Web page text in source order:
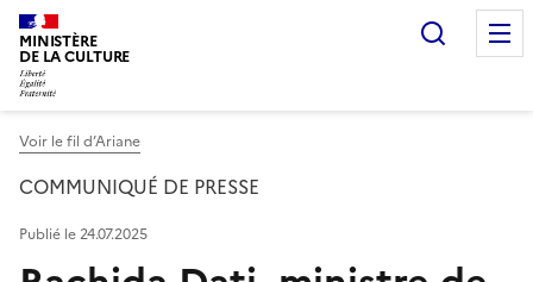
MINISTÈRE
DE LA CULTURE
Voir le fil d’Ariane
COMMUNIQUÉ DE PRESSE
Publié le 24.07.2025